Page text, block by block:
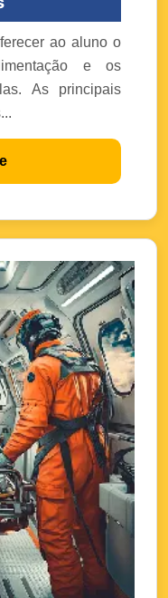
ao aluno o
e os
As principais